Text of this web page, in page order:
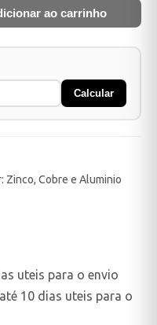
ao carrinho
Calcular
Zinco, Cobre e Aluminio
uteis para o envio
10 dias uteis para o